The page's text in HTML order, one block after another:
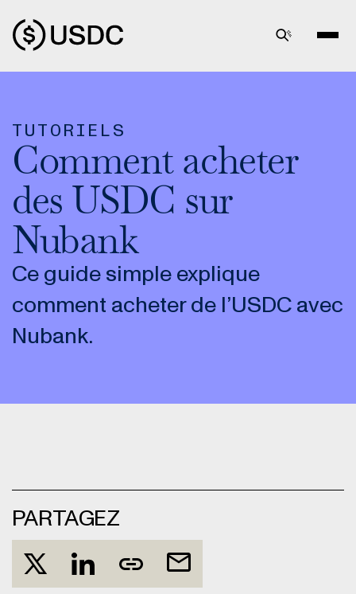
TUTORIELS
Comment acheter
des USDC sur
Nubank
Ce guide simple explique
comment acheter de l’USDC avec
Nubank.
PARTAGEZ